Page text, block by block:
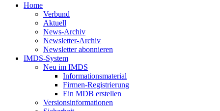
Home
Verbund
Aktuell
News-Archiv
Newsletter-Archiv
Newsletter abonnieren
IMDS-System
Neu im IMDS
Informationsmaterial
Firmen-Registrierung
Ein MDB erstellen
Versionsinformationen